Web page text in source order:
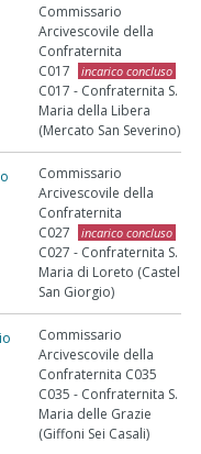
Commissario
Arcivescovile della
Confraternita
C017
incarico concluso
C017 - Confraternita S.
Maria della Libera
(Mercato San Severino)
Commissario
Arcivescovile della
Confraternita
C027
incarico concluso
C027 - Confraternita S.
Maria di Loreto (Castel
San Giorgio)
Commissario
Arcivescovile della
Confraternita C035
C035 - Confraternita S.
Maria delle Grazie
(Giffoni Sei Casali)